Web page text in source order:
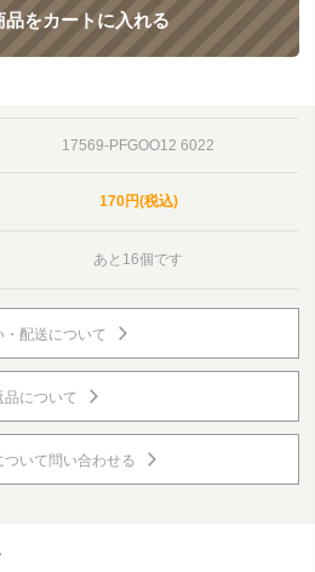
品をカートに入れる
17569-PFGOO12 6022
170円(税込)
あと16個です
・配送について
品について
ついて問い合わせる